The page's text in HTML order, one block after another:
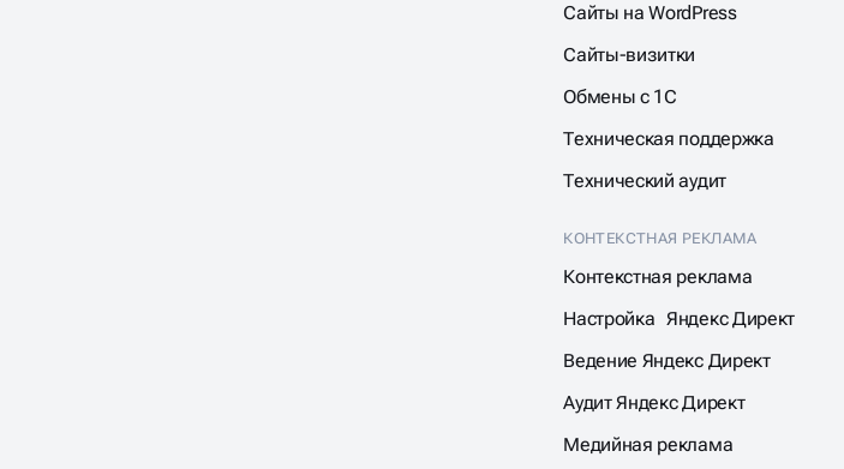
Сайты на WordPress
Сайты-визитки
Обмены с 1С
Техническая поддержка
Технический аудит
КОНТЕКСТНАЯ РЕКЛАМА
Контекстная реклама
Настройка Яндекс Директ
Ведение Яндекс Директ
Аудит Яндекс Директ
Медийная реклама